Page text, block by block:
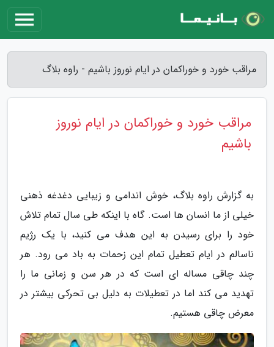
مراقب خورد و خوراکمان در ایام نوروز باشیم - راوه بلاگ
مراقب خورد و خوراکمان در ایام نوروز
باشیم
به گزارش راوه بلاگ، خوش اندامی و زیبایی دغدغه ذهنی
خیلی از ما انسان ها است. گاه با اینکه طی سال تمام تلاش
خود را برای رسیدن به این هدف می کنید، با یک رژیم
ناسالم در ایام تعطیل تمام این زحمات به باد می رود. هر
چند چاقی مساله ای است که در هر سن و زمانی ما را
تهدید می کند اما در تعطیلات به دلیل بی تحرکی بیشتر در
معرض چاقی هستیم.